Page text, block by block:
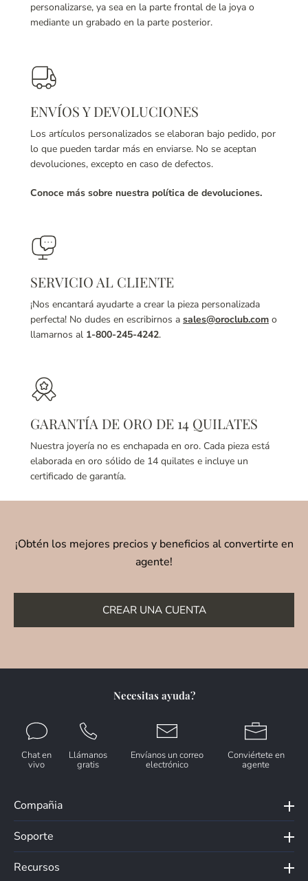
personalizarse, ya sea en la parte frontal de la joya o
mediante un grabado en la parte posterior.
ENVÍOS Y DEVOLUCIONES
Los artículos personalizados se elaboran bajo pedido, por
lo que pueden tardar más en enviarse. No se aceptan
devoluciones, excepto en caso de defectos.
Conoce más sobre nuestra política de devoluciones.
SERVICIO AL CLIENTE
¡Nos encantará ayudarte a crear la pieza personalizada
perfecta! No dudes en escribirnos a sales@oroclub.com o
llamarnos al 1-800-245-4242.
GARANTÍA DE ORO DE 14 QUILATES
Nuestra joyería no es enchapada en oro. Cada pieza está
elaborada en oro sólido de 14 quilates e incluye un
certificado de garantía.
¡Obtén los mejores precios y beneficios al convertirte en
agente!
CREAR UNA CUENTA
Necesitas ayuda?
Chat en
vivo
Llámanos
gratis
Envíanos un correo
electrónico
Conviértete en
agente
Compañia
Soporte
Recursos